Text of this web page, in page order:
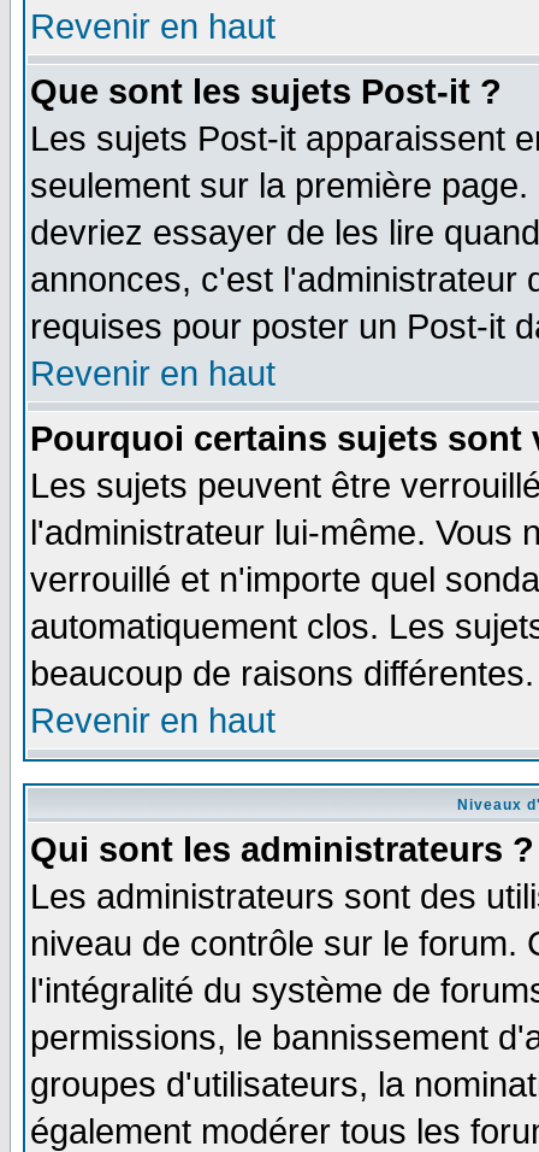
Revenir en haut
Que sont les sujets Post-it ?
Les sujets Post-it apparaissent
seulement sur la première
devriez essayer de les lire
annonces, c'est l'administrateur
requises pour poster un Post-it
Revenir en haut
Pourquoi certains sujets sont
Les sujets peuvent être
l'administrateur lui-même. Vous
verrouillé et n'importe quel
automatiquement clos. Les
beaucoup de raisons différentes.
Revenir en haut
Niveaux
Qui sont les administrateurs ?
Les administrateurs sont des
niveau de contrôle sur le forum.
l'intégralité du système de
permissions, le bannissement
groupes d'utilisateurs, la
également modérer tous les